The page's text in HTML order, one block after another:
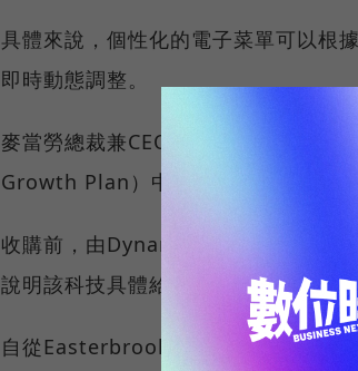
具體來說，個性化的電子菜單可以根
即時動態調整。
麥當勞總裁兼CEO Steve
Growth Plan）中的關鍵一環，希望
收購前，由Dynamic提供的個性化電
說明該科技具體給門市帶來了怎樣的
自從Easterbrook 2015年上任以來，